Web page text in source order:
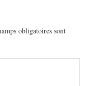
obligatoires sont